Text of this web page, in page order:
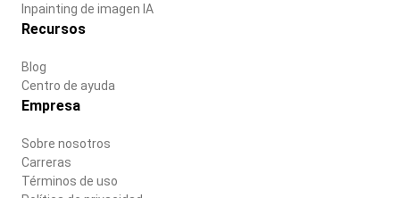
Inpainting de imagen IA
Recursos
Blog
Centro de ayuda
Empresa
Sobre nosotros
Carreras
Términos de uso